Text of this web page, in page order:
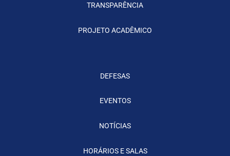
TRANSPARÊNCIA
PROJETO ACADÊMICO
DEFESAS
EVENTOS
NOTÍCIAS
HORÁRIOS E SALAS